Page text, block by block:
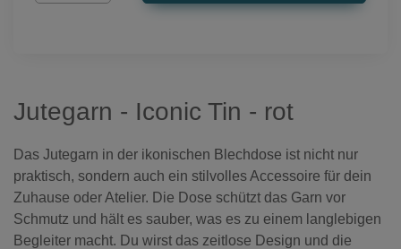
Jutegarn - Iconic Tin - rot
Das Jutegarn in der ikonischen Blechdose ist nicht nur
praktisch, sondern auch ein stilvolles Accessoire für dein
Zuhause oder Atelier. Die Dose schützt das Garn vor
Schmutz und hält es sauber, was es zu einem langlebigen
Begleiter macht. Du wirst das zeitlose Design und die